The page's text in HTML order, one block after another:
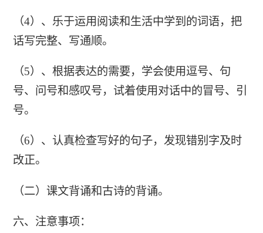
（4）、乐于运用阅读和生活中学到的词语，把
话写完整、写通顺。
（5）、根据表达的需要，学会使用逗号、句
号、问号和感叹号，试着使用对话中的冒号、引
号。
（6）、认真检查写好的句子，发现错别字及时
改正。
（二）课文背诵和古诗的背诵。
六、注意事项：